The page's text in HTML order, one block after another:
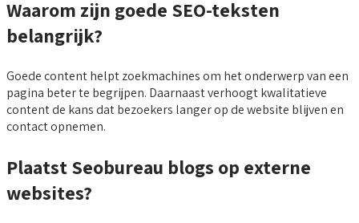
Waarom zijn goede SEO-teksten
belangrijk?
Goede content helpt zoekmachines om het onderwerp van een
pagina beter te begrijpen. Daarnaast verhoogt kwalitatieve
content de kans dat bezoekers langer op de website blijven en
contact opnemen.
Plaatst Seobureau blogs op externe
websites?